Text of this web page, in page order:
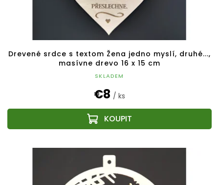
Drevené srdce s textom Žena jedno myslí, druhé...,
masívne drevo 16 x 15 cm
SKLADEM
€8 / ks